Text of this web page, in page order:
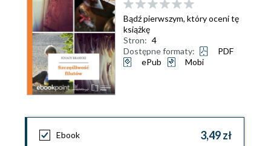
Bądź pierwszym, który oceni tę
książkę
Stron: 4
Dostępne formaty:
PDF
ePub
Mobi
Ebook 3,49 zł